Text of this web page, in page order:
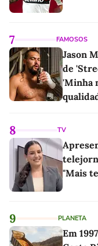
7 FAMOSOS
Jason
de
'Minha
8 TV
"Mais
9 PLANETA
Em